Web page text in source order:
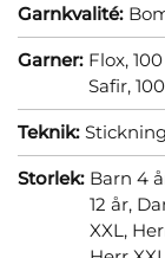
Garnkvalité:
Garner: Flox,
Safir,
Teknik: Stickning
Storlek: Barn 4
12 år,
XXL,